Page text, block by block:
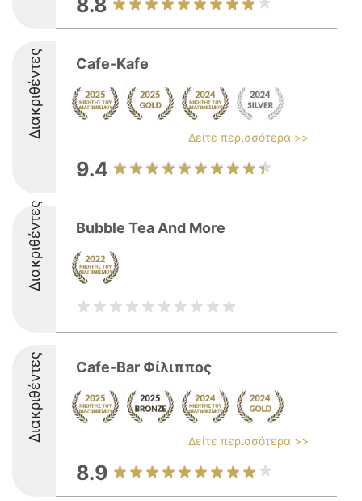
8.8
Διακριθέντες Cafe-Kafe
Δείτε περισσότερα >>
9.4
Διακριθέντες Bubble Tea And More
Διακριθέντες Cafe-Bar Φίλιππος
Δείτε περισσότερα >>
8.9